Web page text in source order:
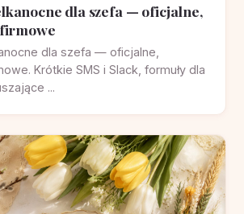
dla szefa — oficjalne,
dla szefa — oficjalne,
Krótkie SMS i Slack, formuły dla
...